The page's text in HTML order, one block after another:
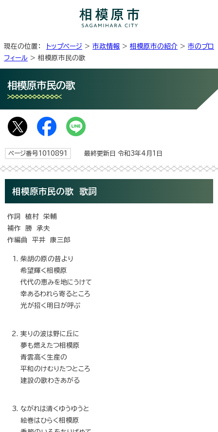
現在の位置： トップページ > 市政情報 > 相模原市の紹介 > 市のプロ
フィール > 相模原市民の歌
相模原市民の歌
ページ番号1010891 最終更新日 令和3年4月1日
相模原市民の歌 歌詞
作詞 植村 栄輔
補作 勝 承夫
作編曲 平井 康三郎
柴胡の原の昔より
希望輝く相模原
代代の恵みを地にうけて
幸あるわれら寄るところ
光が招く明日が呼ぶ
実りの波は野に丘に
夢も燃えたつ相模原
青雲高く生産の
平和のけむりたつところ
建設の歌わきあがる
ながれは清くゆうゆうと
絵巻はひらく相模原